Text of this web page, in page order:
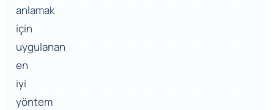
anlamak
için
uygulanan
en
iyi
yöntem